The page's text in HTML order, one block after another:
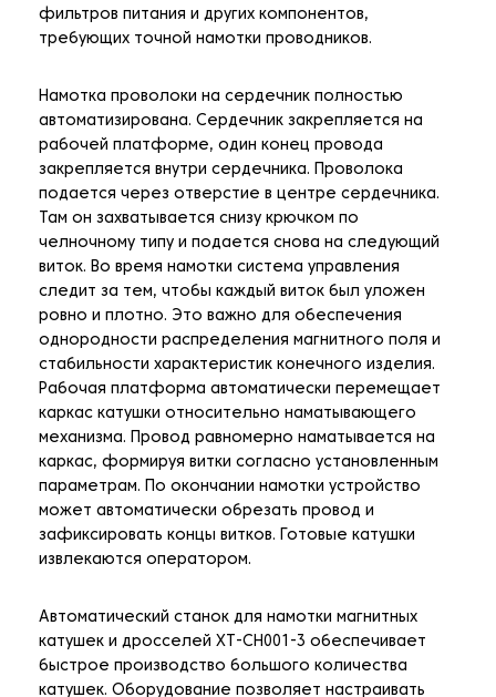
фильтров питания и других компонентов,
требующих точной намотки проводников.
Намотка проволоки на сердечник полностью
автоматизирована. Сердечник закрепляется на
рабочей платформе, один конец провода
закрепляется внутри сердечника. Проволока
подается через отверстие в центре сердечника.
Там он захватывается снизу крючком по
челночному типу и подается снова на следующий
виток. Во время намотки система управления
следит за тем, чтобы каждый виток был уложен
ровно и плотно. Это важно для обеспечения
однородности распределения магнитного поля и
стабильности характеристик конечного изделия.
Рабочая платформа автоматически перемещает
каркас катушки относительно наматывающего
механизма. Провод равномерно наматывается на
каркас, формируя витки согласно установленным
параметрам. По окончании намотки устройство
может автоматически обрезать провод и
зафиксировать концы витков. Готовые катушки
извлекаются оператором.
Автоматический станок для намотки магнитных
катушек и дросселей XT-CH001-3 обеспечивает
быстрое производство большого количества
катушек. Оборудование позволяет настраивать